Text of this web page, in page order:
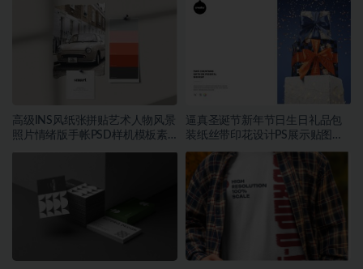
高级INS风纸张拼贴艺术人物风景
照片情绪版手帐PSD样机模板素
逼真圣诞节新年节日生日礼品包
装纸丝带印花设计PS展示贴图样
机模板